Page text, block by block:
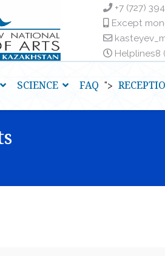
+7 (727)
Except
Helplinesㅤ8
SCIENCE FAQ ">